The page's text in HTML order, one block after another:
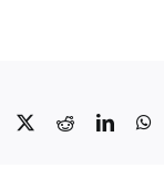
X Reddit